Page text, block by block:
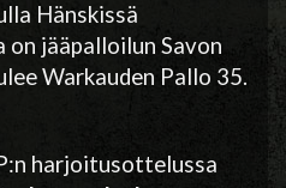
Hänskissä
on jääpalloilun Savon
Warkauden Pallo 35.
harjoitusottelussa